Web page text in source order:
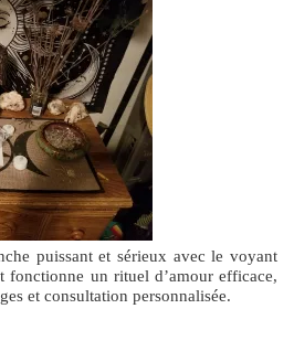
puissant et sérieux avec le voyant
fonctionne un rituel d’amour efficace,
et consultation personnalisée.